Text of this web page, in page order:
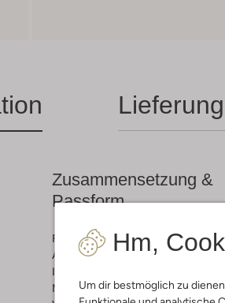
Hm,
Um dir bestmöglich zu
Zusammensetzung &
Passform
Farbe :Weiß
Außenmaterial: Leder-Optik
Innenmaterial:
Material Sohle:Gummi